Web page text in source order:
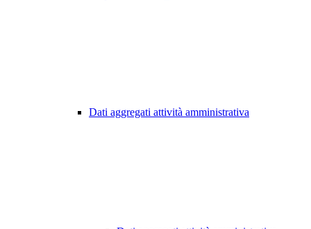
Dati aggregati attività amministrativa